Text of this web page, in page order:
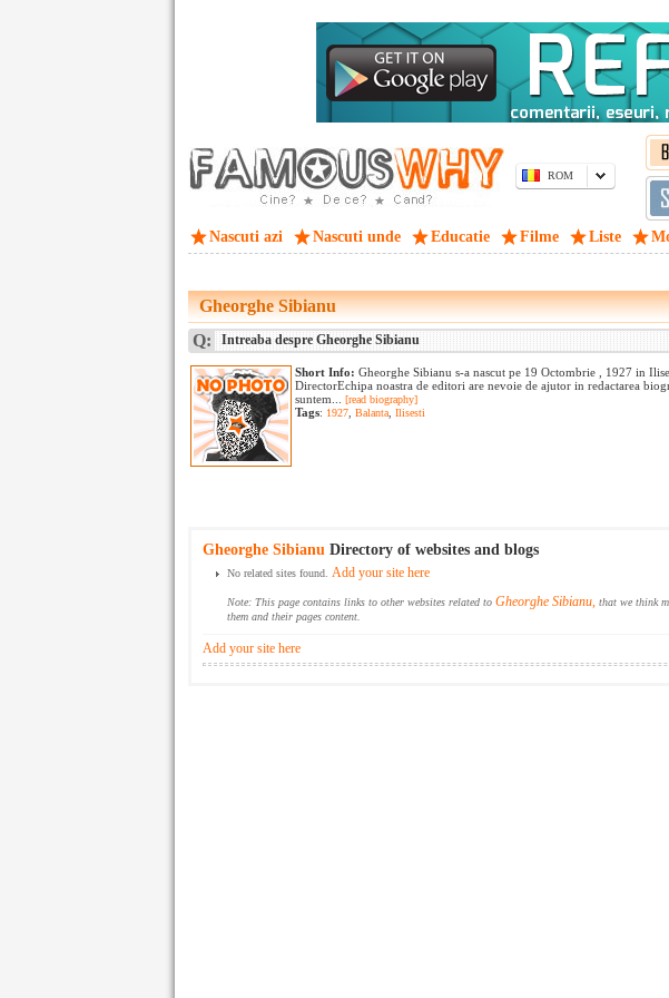
ROM
Nascuti azi Nascuti unde Educatie Filme Liste
Gheorghe Sibianu
Q: Intreaba despre Gheorghe Sibianu
Short Info: Gheorghe Sibianu s-a nascut pe 19 Octombrie , 1927 in
DirectorEchipa noastra de editori are nevoie de ajutor in redactarea
suntem...
[read biography]
Tags: 1927 Balanta Ilisesti
Gheorghe Sibianu Directory of websites and blogs
No related sites found. Add your site here
Note: This page contains links to other websites related to Gheorghe Sibianu, that we think
them and their pages content.
Add your site here